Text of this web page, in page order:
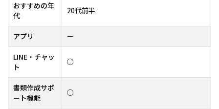
おすすめの年
代
20代前半
アプリ ー
LINE・チャッ
ト
○
書類作成サポ
ート機能
○